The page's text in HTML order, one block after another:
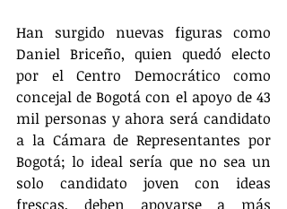
Han surgido nuevas figuras como
Daniel Briceño, quien quedó electo
por el Centro Democrático como
concejal de Bogotá con el apoyo de 43
mil personas y ahora será candidato
a la Cámara de Representantes por
Bogotá; lo ideal sería que no sea un
solo candidato joven con ideas
frescas, deben apoyarse a más